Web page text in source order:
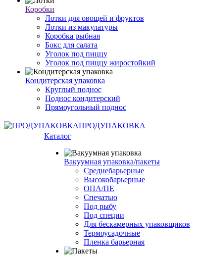
Коробки
Лотки для овощей и фруктов
Лотки из макулатуры
Коробка рыбная
Бокс для салата
Уголок под пиццу
Уголок под пиццу жиростойкий
Кондитерская упаковка
Круглый поднос
Поднос кондитерский
Прямоугольный поднос
ПРОДУПАКОВКА
Каталог
Вакуумная упаковка/пакеты
Среднебарьерные
Высокобарьерные
ОПА/ПЕ
Спечатью
Под рыбу
Под специи
Для бескамерных упаковщиков
Термоусадочные
Пленка барьерная